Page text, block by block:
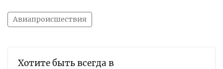
Авиапроисшествия
Хотите быть всегда в